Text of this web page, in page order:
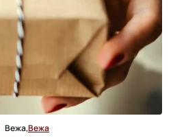
Вежа,Вежа